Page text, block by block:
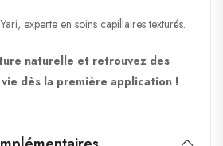
experte en soins capillaires texturés.
naturelle et retrouvez des
dès la première application !